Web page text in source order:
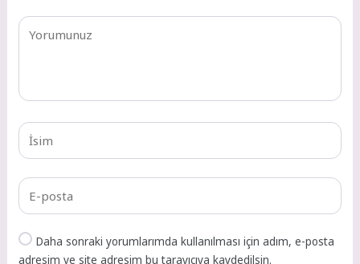
Daha sonraki yorumlarımda kullanılması için adım, e-posta
adresim ve site adresim bu tarayıcıya kaydedilsin.